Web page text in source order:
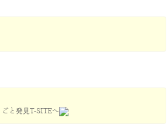
と発見T-SITEへ